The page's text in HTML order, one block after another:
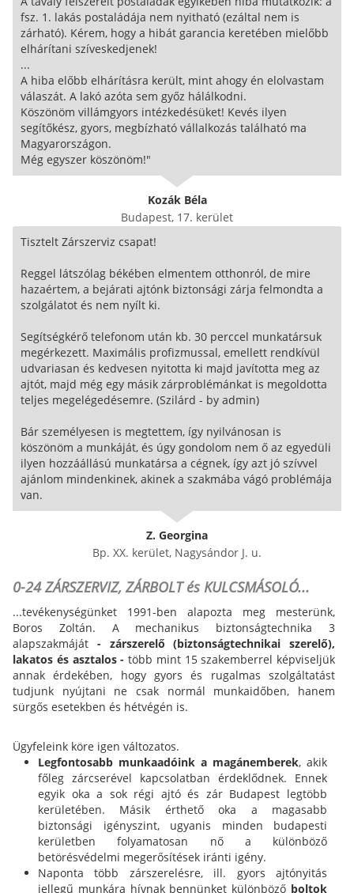
fsz. 1. lakás postaládája nem nyitható (ezáltal nem is
zárható). Kérem, hogy a hibát garancia keretében mielőbb
elhárítani szíveskedjenek!
...
A hiba előbb elhárításra került, mint ahogy én elolvastam
válaszát. A lakó azóta sem győz hálálkodni.
Köszönöm villámgyors intézkedésüket! Kevés ilyen
segítőkész, gyors, megbízható vállalkozás található ma
Magyarországon.
Még egyszer köszönöm!"
Kozák Béla
Budapest, 17. kerület
Tisztelt Zárszerviz csapat!
Reggel látszólag békében elmentem otthonról, de mire
hazaértem, a bejárati ajtónk biztonsági zárja felmondta a
szolgálatot és nem nyílt ki.
Segítségkérő telefonom után kb. 30 perccel munkatársuk
megérkezett. Maximális profizmussal, emellett rendkívül
udvariasan és kedvesen nyitotta ki majd javította meg az
ajtót, majd még egy másik zárproblémánkat is megoldotta
teljes megelégedésemre. (Szilárd - by admin)
Bár személyesen is megtettem, így nyilvánosan is
köszönöm a munkáját, és úgy gondolom nem ő az egyedüli
ilyen hozzáállású munkatársa a cégnek, így azt jó szívvel
ajánlom mindenkinek, akinek a szakmába vágó problémája
van.
Z. Georgina
Bp. XX. kerület, Nagysándor J. u.
0-24 ZÁRSZERVIZ, ZÁRBOLT és KULCSMÁSOLÓ...
...tevékenységünket 1991-ben alapozta meg mesterünk,
Boros Zoltán. A mechanikus biztonságtechnika 3
alapszakmáját - zárszerelő (biztonságtechnikai szerelő),
lakatos és asztalos - több mint 15 szakemberrel képviseljük
annak érdekében, hogy gyors és rugalmas szolgáltatást
tudjunk nyújtani ne csak normál munkaidőben, hanem
sürgős esetekben és hétvégén is.
Ügyfeleink köre igen változatos.
Legfontosabb munkaadóink a magánemberek, akik
főleg zárcserével kapcsolatban érdeklődnek. Ennek
egyik oka a sok régi ajtó és zár Budapest legtöbb
kerületében. Másik érthető oka a magasabb
biztonsági igényszint, ugyanis minden budapesti
kerületben folyamatosan nő a különböző
betörésvédelmi megerősítések iránti igény.
Naponta több zárszerelésre, ill. gyors ajtónyitás
jellegű munkára hívnak bennünket különböző boltok